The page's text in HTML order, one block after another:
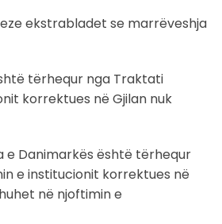
ekstrabladet se marrëveshja
tërhequr nga Traktati
korrektues në Gjilan nuk
e Danimarkës është tërhequr
e institucionit korrektues në
në njoftimin e